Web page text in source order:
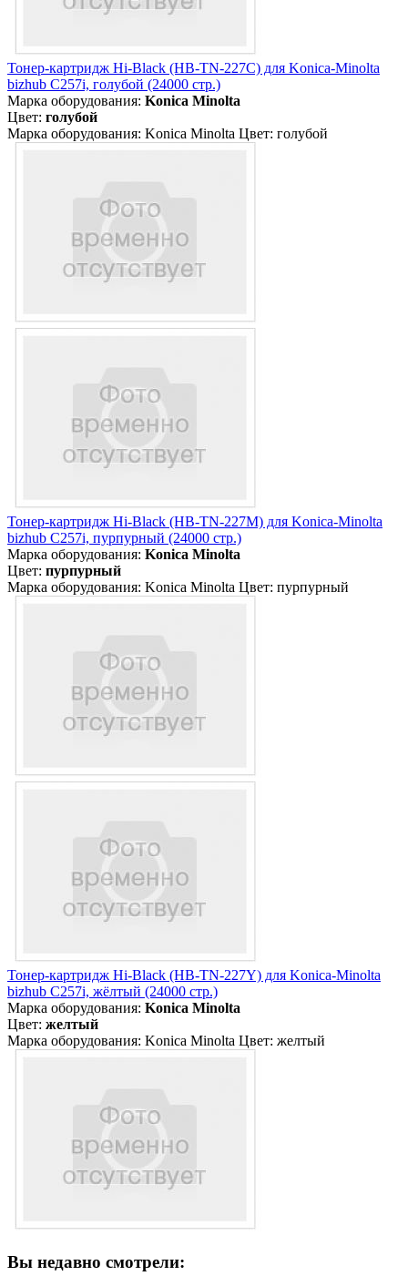
Тонер-картридж Hi-Black (HB-TN-227C) для Konica-Minolta
bizhub C257i, голубой (24000 стр.)
Марка оборудования: Konica Minolta
Цвет: голубой
Марка оборудования: Konica Minolta Цвет: голубой
Тонер-картридж Hi-Black (HB-TN-227M) для Konica-Minolta
bizhub C257i, пурпурный (24000 стр.)
Марка оборудования: Konica Minolta
Цвет: пурпурный
Марка оборудования: Konica Minolta Цвет: пурпурный
Тонер-картридж Hi-Black (HB-TN-227Y) для Konica-Minolta
bizhub C257i, жёлтый (24000 стр.)
Марка оборудования: Konica Minolta
Цвет: желтый
Марка оборудования: Konica Minolta Цвет: желтый
Вы недавно смотрели: